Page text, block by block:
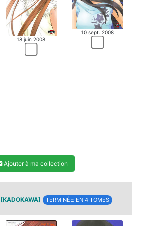
18 juin 2008
10 sept. 2008
Ajouter à ma collection
[KADOKAWA] TERMINÉE EN 4 TOMES